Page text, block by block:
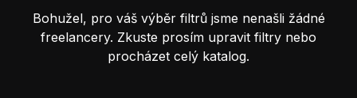
Bohužel, pro váš výběr filtrů jsme nenašli žádné
freelancery. Zkuste prosím upravit filtry nebo
procházet celý katalog.